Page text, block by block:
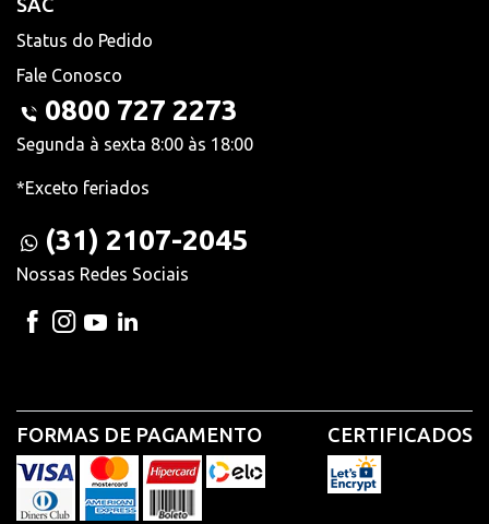
SAC
Status do Pedido
Fale Conosco
0800 727 2273
Segunda à sexta 8:00 às 18:00
*Exceto feriados
(31) 2107-2045
Nossas Redes Sociais
FORMAS DE PAGAMENTO CERTIFICADOS